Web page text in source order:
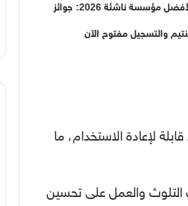
جائزة رئيس الجمهورية لأفضل مؤسسة ناشئة 2026: جوائز
لإعادة الاستخدام، ما
التلوث والعمل على تحسين